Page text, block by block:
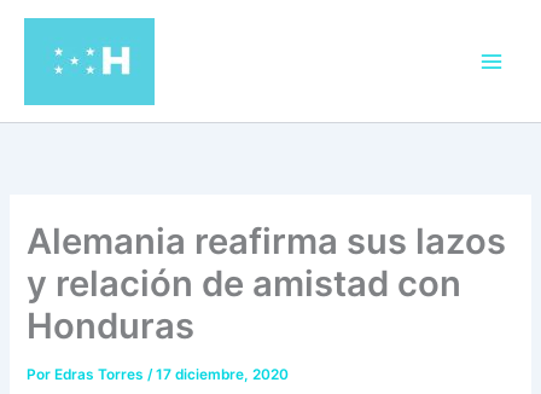
contenido
Alemania reafirma sus lazos
y relación de amistad con
Honduras
Por Edras Torres/17 diciembre, 2020